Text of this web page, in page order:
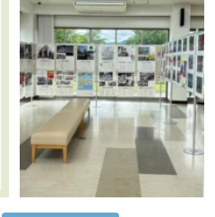
す。展示の一角にある『高校生が...
12 0